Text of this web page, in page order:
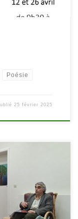
Poésie
25 février 2025
trois auteur et
à la bibliothèque
en langues
psychothérapeute,